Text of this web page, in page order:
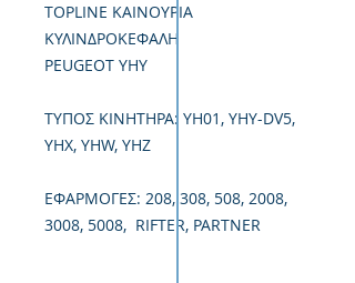
TOPLINE ΚΑΙΝΟΥΡΙΑ
ΚΥΛΙΝΔΡΟΚΕΦΑΛΗ
PEUGEOT YHY
TΥΠΟΣ ΚΙΝΗΤΗΡΑ: YH01, YHY-DV5,
YHX, YHW, YHZ
ΕΦΑΡΜΟΓΕΣ: 208, 308, 508, 2008,
3008, 5008, RIFTER, PARTNER